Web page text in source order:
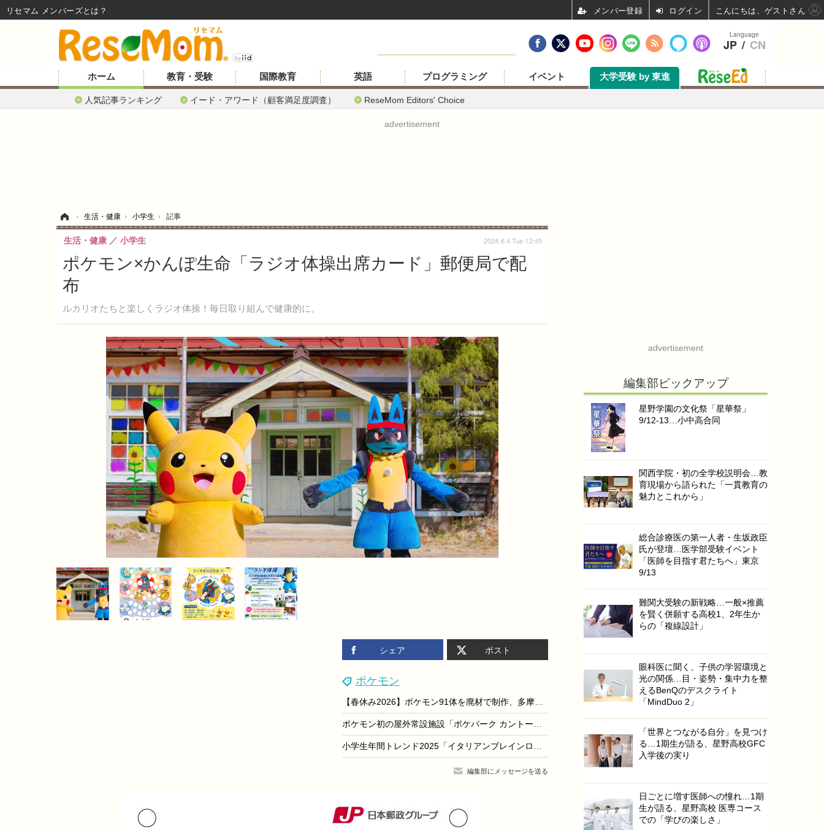
ホーム
人気記事ランキング イード・アワード（顧客満足度調査） ReseMom Editors' Choice
教育・受験 国際教育 英語 プログラミング イベント 大学受験 by 東進
advertisement
› 生活・健康 › 小学生 › 記事
ポケモン×かんぽ生命「ラジオ体操出席カード」郵便局で配
布
ルカリオたちと楽しくラジオ体操！毎日取り組んで健康的に。
生活・健康 小学生 2024.6.4 Tue 12:45
シェア ポスト
ポケモン
【春休み2026】ポケモン91体を廃材で制作、多摩美が環境教育展3/26…WSも
ポケモン初の屋外常設施設「ポケパーク カントー」よみうりランド園内に開業、2026年2月5日
小学生年間トレンド2025「イタリアンブレインロット」など流行語に
編集部にメッセージを送る
advertisement
編集部ピックアップ
星野学園の文化祭「星華祭」
9/12-13…小中高合同
関西学院・初の全学校説明会…教
育現場から語られた「一貫教育の
魅力とこれから」
総合診療医の第一人者・生坂政臣
氏が登壇…医学部受験イベント
「医師を目指す君たちへ」東京
9/13
難関大受験の新戦略…一般×推薦
を賢く併願する高校1、2年生か
らの「複線設計」
眼科医に聞く、子供の学習環境と
光の関係…目・姿勢・集中力を整
えるBenQのデスクライト
「MindDuo 2」
「世界とつながる自分」を見つけ
る…1期生が語る、星野高校GFC
入学後の実り
日ごとに増す医師への憧れ…1期
生が語る、星野高校 医専コース
での「学びの楽しさ」
Language
JP / CN
リセマム メンバーズ ログイン こんにちは、ゲストさん